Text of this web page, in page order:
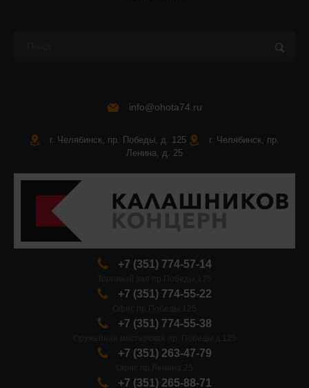
info@ohota74.ru
г. Челябинск, пр. Победы, д. 125
г. Челябинск, пр.
Ленина, д. 25
+7 (351) 774-57-14
+7 (351) 774-55-22
+7 (351) 774-55-38
+7 (351) 263-47-79
+7 (351) 265-88-71